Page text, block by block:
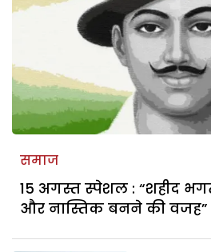
समाज
15 अगस्त स्पेशल : “शहीद
और नास्तिक बनने की वजह”